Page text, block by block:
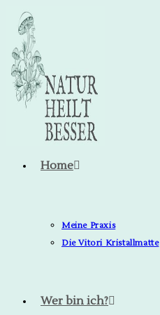
Home
Meine Praxis
Die Vitori Kristallmatte
Wer bin ich?